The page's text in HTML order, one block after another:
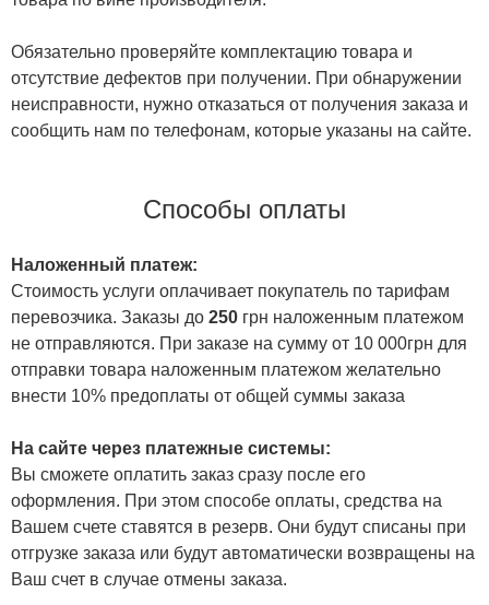
Обязательно проверяйте комплектацию товара и
отсутствие дефектов при получении. При обнаружении
неисправности, нужно отказаться от получения заказа и
сообщить нам по телефонам, которые указаны на сайте.
Способы оплаты
Наложенный платеж:
Стоимость услуги оплачивает покупатель по тарифам
перевозчика. Заказы до 250 грн наложенным платежом
не отправляются. При заказе на сумму от 10 000грн для
отправки товара наложенным платежом желательно
внести 10% предоплаты от общей суммы заказа
На сайте через платежные системы:
Вы сможете оплатить заказ сразу после его
оформления. При этом способе оплаты, средства на
Вашем счете ставятся в резерв. Они будут списаны при
отгрузке заказа или будут автоматически возвращены на
Ваш счет в случае отмены заказа.